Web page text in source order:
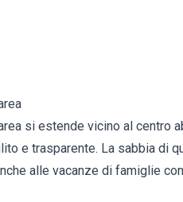
si estende vicino al centro
e trasparente. La sabbia di
alle vacanze di famiglie